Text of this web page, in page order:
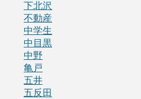
下北沢
不動産
中学生
中目黒
中野
亀戸
五井
五反田